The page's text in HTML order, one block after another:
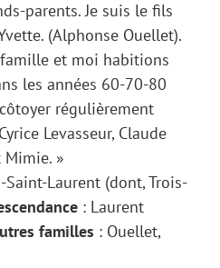
parents. Je suis le fils
(Alphonse Ouellet).
et moi habitions
les années 60-70-80
régulièrement
Levasseur, Claude
Mimie. »
Saint-Laurent (dont, Trois-
: Laurent
familles : Ouellet,